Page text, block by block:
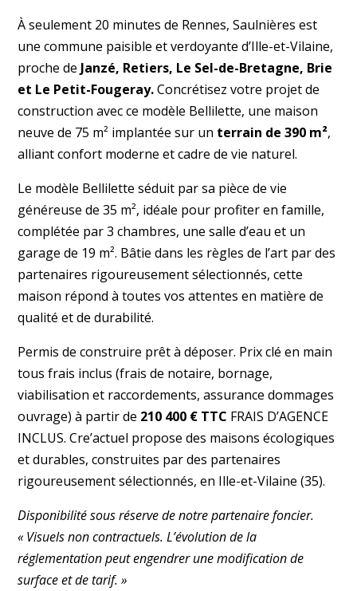
À seulement 20 minutes de Rennes, Saulnières est
une commune paisible et verdoyante d’Ille-et-Vilaine,
proche de Janzé, Retiers, Le Sel-de-Bretagne, Brie
et Le Petit-Fougeray.Concrétisez votre projet de
construction avec ce modèle Bellilette, une maison
neuve de 75 m² implantée sur un terrain de 390 m²,
alliant confort moderne et cadre de vie naturel.
Le modèle Bellilette séduit par sa pièce de vie
généreuse de 35 m², idéale pour profiter en famille,
complétée par 3 chambres, une salle d’eau et un
garage de 19 m². Bâtie dans les règles de l’art par des
partenaires rigoureusement sélectionnés, cette
maison répond à toutes vos attentes en matière de
qualité et de durabilité.
Permis de construire prêt à déposer. Prix clé en main
tous frais inclus (frais de notaire, bornage,
viabilisation et raccordements, assurance dommages
ouvrage) à partir de 210 400 € TTC FRAIS D’AGENCE
INCLUS. Cre’actuel propose des maisons écologiques
et durables, construites par des partenaires
rigoureusement sélectionnés, en Ille-et-Vilaine (35).
Disponibilité sous réserve de notre partenaire foncier.
« Visuels non contractuels. L’évolution de la
réglementation peut engendrer une modification de
surface et de tarif. »